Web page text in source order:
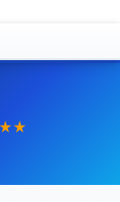
star_ratestar_rate